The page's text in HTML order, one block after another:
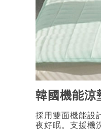
韓國機能涼
採用雙面機能設
夜好眠。支援機